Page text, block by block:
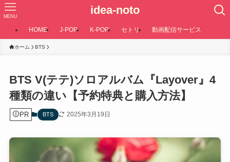
idea-noto
MENU
HOME J-POP K-POP セトリ 動画配信サービス
ホーム BTS
BTS V(テテ)ソロアルバム『Layover』4
種類の違い【予約特典と購入方法】
PR BTS 2025年3月19日